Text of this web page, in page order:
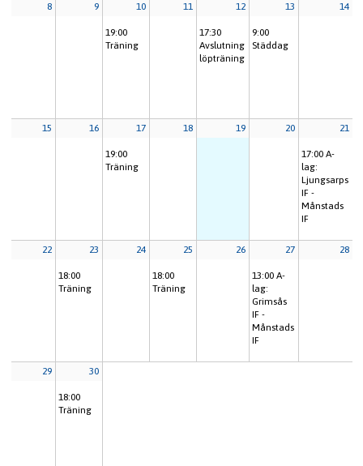
8 9 10
19:00
Träning
11 12
17:30
Avslutning
löpträning
13
9:00
Städdag
14
15 16 17
19:00
Träning
18 19 20 21
17:00 A-
lag:
Ljungsarps
IF -
Månstads
IF
22 23
18:00
Träning
24 25
18:00
Träning
26 27
13:00 A-
lag:
Grimsås
IF -
Månstads
IF
28
29 30
18:00
Träning